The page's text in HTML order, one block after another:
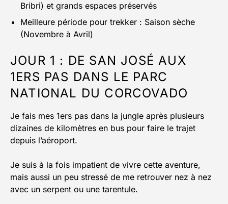
Bribri) et grands espaces préservés
Meilleure période pour trekker : Saison sèche
(Novembre à Avril)
JOUR 1 : DE SAN JOSÉ AUX
1ERS PAS DANS LE PARC
NATIONAL DU CORCOVADO
Je fais mes 1ers pas dans la jungle après plusieurs
dizaines de kilomètres en bus pour faire le trajet
depuis l’aéroport.
Je suis à la fois impatient de vivre cette aventure,
mais aussi un peu stressé de me retrouver nez à nez
avec un serpent ou une tarentule.